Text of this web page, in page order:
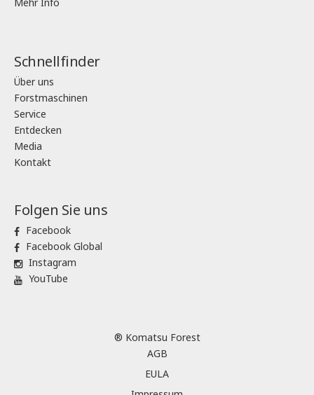
Schnellfinder
Über uns
Forstmaschinen
Service
Entdecken
Media
Kontakt
Folgen Sie uns
Facebook
Facebook Global
Instagram
YouTube
® Komatsu Forest
AGB
EULA